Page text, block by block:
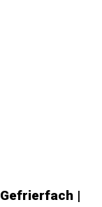
|